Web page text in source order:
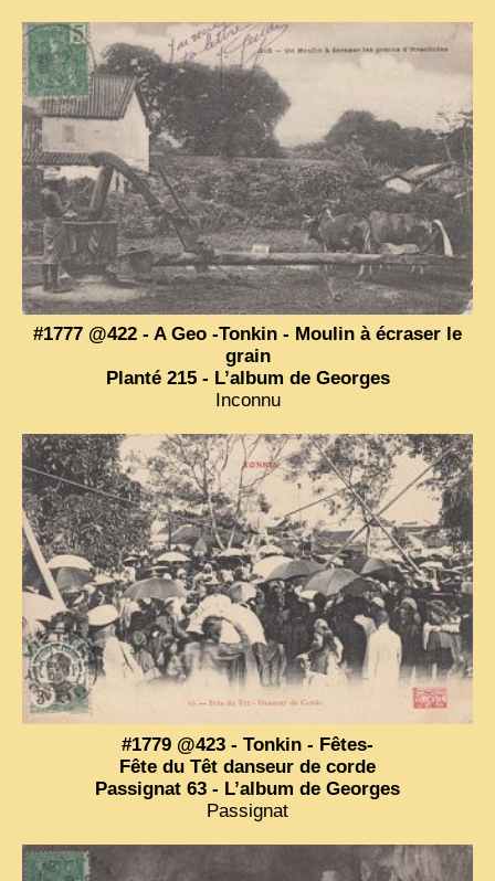
ALBUMS FAMILLE
EN
#1777 @422 - A Geo -Tonkin - Moulin à écraser le
grain
Planté 215 - L’album de Georges
Inconnu
#1779 @423 - Tonkin - Fêtes-
Fête du Têt danseur de corde
Passignat 63 - L’album de Georges
Passignat